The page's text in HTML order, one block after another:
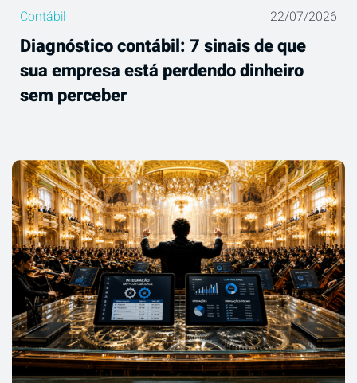
Contábil 22/07/2026
Diagnóstico contábil: 7 sinais de que
sua empresa está perdendo dinheiro
sem perceber